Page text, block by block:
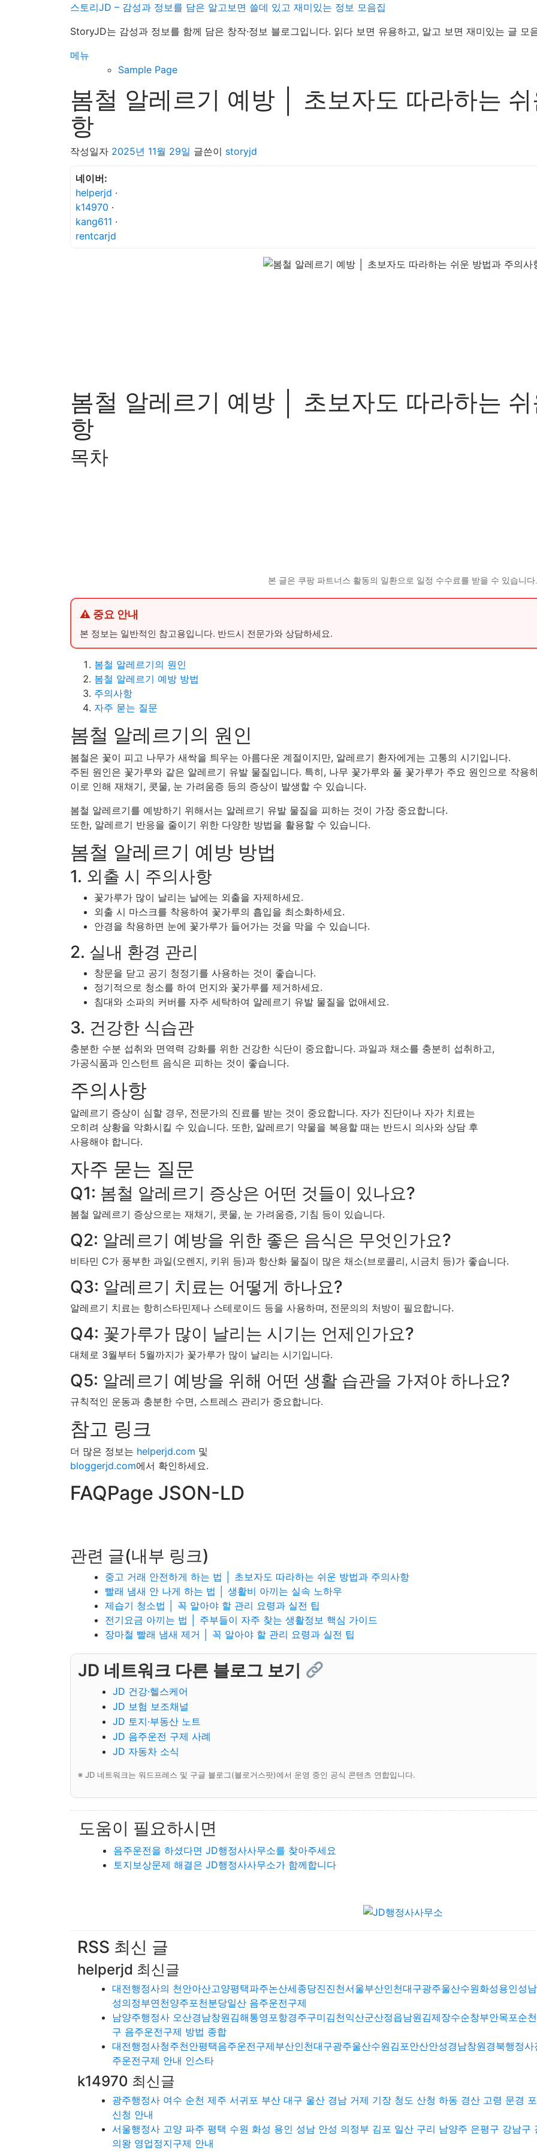
스토리JD – 감성과 정보를 담은 알고보면 쓸데 있고 재미있는 정보 모음집
StoryJD는 감성과 정보를 함께 담은 창작·정보 블로그입니다. 읽다 보면 유용하고, 알고 보면 재미있는 글 모
메뉴
Sample Page
봄철 알레르기 예방 │ 초보자도 따라하는
항
작성일자 2025년 11월 29일 글쓴이 storyjd
네이버:
helperjd ·
k14970 ·
kang611 ·
rentcarjd
봄철 알레르기 예방 │ 초보자도 따라하는
항
목차
본 글은 쿠팡 파트너스 활동의 일환으로 일정 수수료를 받을 수 있습니다.
⚠ 중요 안내
본 정보는 일반적인 참고용입니다. 반드시 전문가와 상담하세요.
봄철 알레르기의 원인
봄철 알레르기 예방 방법
주의사항
자주 묻는 질문
봄철 알레르기의 원인
봄철은 꽃이 피고 나무가 새싹을 틔우는 아름다운 계절이지만, 알레르기 환자에게는 고통의 시기입니다.
주된 원인은 꽃가루와 같은 알레르기 유발 물질입니다. 특히, 나무 꽃가루와 풀 꽃가루가 주요 원인으로 작용
이로 인해 재채기, 콧물, 눈 가려움증 등의 증상이 발생할 수 있습니다.
봄철 알레르기를 예방하기 위해서는 알레르기 유발 물질을 피하는 것이 가장 중요합니다.
또한, 알레르기 반응을 줄이기 위한 다양한 방법을 활용할 수 있습니다.
봄철 알레르기 예방 방법
1. 외출 시 주의사항
꽃가루가 많이 날리는 날에는 외출을 자제하세요.
외출 시 마스크를 착용하여 꽃가루의 흡입을 최소화하세요.
안경을 착용하면 눈에 꽃가루가 들어가는 것을 막을 수 있습니다.
2. 실내 환경 관리
창문을 닫고 공기 청정기를 사용하는 것이 좋습니다.
정기적으로 청소를 하여 먼지와 꽃가루를 제거하세요.
침대와 소파의 커버를 자주 세탁하여 알레르기 유발 물질을 없애세요.
3. 건강한 식습관
충분한 수분 섭취와 면역력 강화를 위한 건강한 식단이 중요합니다. 과일과 채소를 충분히 섭취하고,
가공식품과 인스턴트 음식은 피하는 것이 좋습니다.
주의사항
알레르기 증상이 심할 경우, 전문가의 진료를 받는 것이 중요합니다. 자가 진단이나 자가 치료는
오히려 상황을 악화시킬 수 있습니다. 또한, 알레르기 약물을 복용할 때는 반드시 의사와 상담 후
사용해야 합니다.
자주 묻는 질문
Q1: 봄철 알레르기 증상은 어떤 것들이 있나요?
봄철 알레르기 증상으로는 재채기, 콧물, 눈 가려움증, 기침 등이 있습니다.
Q2: 알레르기 예방을 위한 좋은 음식은 무엇인가요?
비타민 C가 풍부한 과일(오렌지, 키위 등)과 항산화 물질이 많은 채소(브로콜리, 시금치 등)가 좋습니다.
Q3: 알레르기 치료는 어떻게 하나요?
알레르기 치료는 항히스타민제나 스테로이드 등을 사용하며, 전문의의 처방이 필요합니다.
Q4: 꽃가루가 많이 날리는 시기는 언제인가요?
대체로 3월부터 5월까지가 꽃가루가 많이 날리는 시기입니다.
Q5: 알레르기 예방을 위해 어떤 생활 습관을 가져야 하나요?
규칙적인 운동과 충분한 수면, 스트레스 관리가 중요합니다.
참고 링크
더 많은 정보는 helperjd.com 및
bloggerjd.com에서 확인하세요.
FAQPage JSON-LD
관련 글(내부 링크)
중고 거래 안전하게 하는 법 │ 초보자도 따라하는 쉬운 방법과 주의사항
빨래 냄새 안 나게 하는 법 │ 생활비 아끼는 실속 노하우
제습기 청소법 │ 꼭 알아야 할 관리 요령과 실전 팁
전기요금 아끼는 법 │ 주부들이 자주 찾는 생활정보 핵심 가이드
장마철 빨래 냄새 제거 │ 꼭 알아야 할 관리 요령과 실전 팁
JD 네트워크 다른 블로그 보기
JD 건강·헬스케어
JD 보험 보조채널
JD 토지·부동산 노트
JD 음주운전 구제 사례
JD 자동차 소식
※ JD 네트워크는 워드프레스 및 구글 블로그(블로거스팟)에서 운영 중인 공식 콘텐츠 연합입니다.
도움이 필요하시면
음주운전을 하셨다면 JD행정사사무소를 찾아주세요
토지보상문제 해결은 JD행정사사무소가 함께합니다
RSS 최신 글
helperjd 최신글
대전행정사의 천안아산고양평택파주논산세종당진진천서울부산인천대구광주울산수원화성용인성
성의정부연천양주포천분당일산 음주운전구제
남양주행정사 오산경남창원김해통영포항경주구미김천익산군산정읍남원김제장수순창부안목포순
구 음주운전구제 방법 종합
대전행정사청주천안평택음주운전구제부산인천대구광주울산수원김포안산안성경남창원경북행정사
주운전구제 안내 인스타
k14970 최신글
광주행정사 여수 순천 제주 서귀포 부산 대구 울산 경남 거제 기장 청도 산청 하동 경산 고령 문경
신청 안내
서울행정사 고양 파주 평택 수원 화성 용인 성남 안성 의정부 김포 일산 구리 남양주 은평구 강남
의왕 영업정지구제 안내